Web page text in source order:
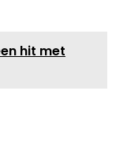
hit met